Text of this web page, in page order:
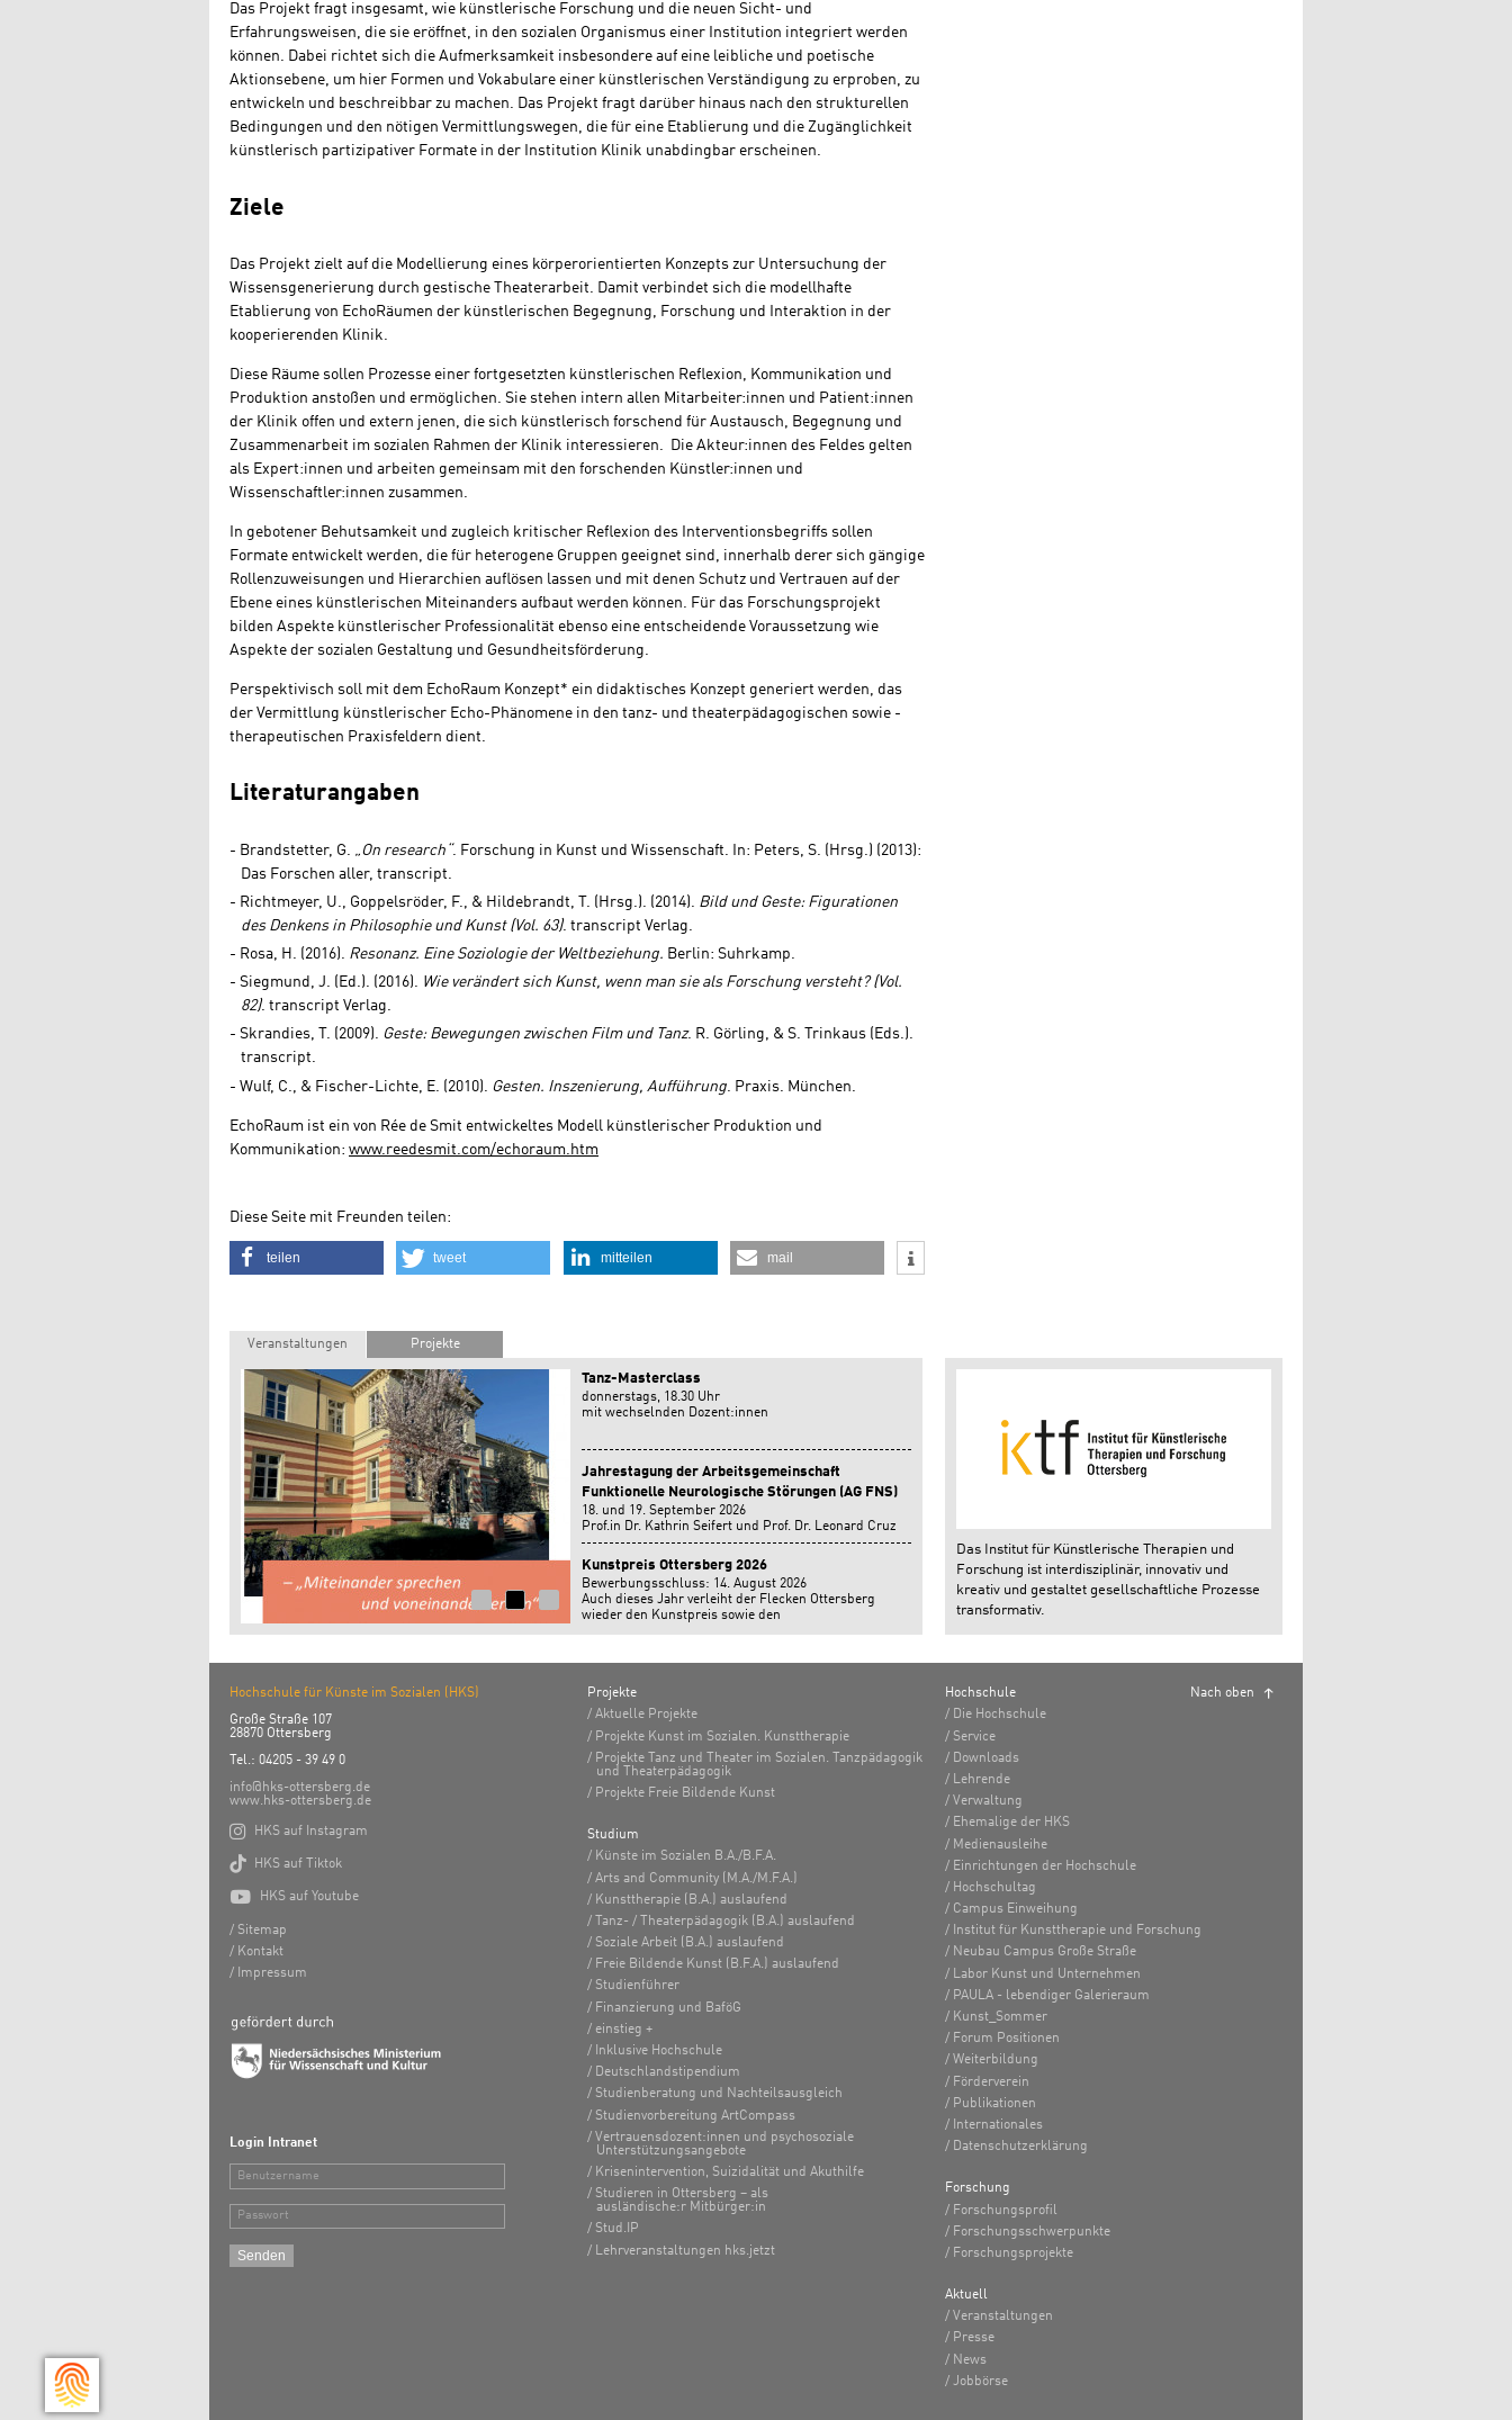
Das Projekt fragt insgesamt, wie künstlerische Forschung und die neuen Sicht- und
Erfahrungsweisen, die sie eröffnet, in den sozialen Organismus einer Institution integriert werden
können. Dabei richtet sich die Aufmerksamkeit insbesondere auf eine leibliche und poetische
Aktionsebene, um hier Formen und Vokabulare einer künstlerischen Verständigung zu erproben, zu
entwickeln und beschreibbar zu machen. Das Projekt fragt darüber hinaus nach den strukturellen
Bedingungen und den nötigen Vermittlungswegen, die für eine Etablierung und die Zugänglichkeit
künstlerisch partizipativer Formate in der Institution Klinik unabdingbar erscheinen.
Ziele
Das Projekt zielt auf die Modellierung eines körperorientierten Konzepts zur Untersuchung der
Wissensgenerierung durch gestische Theaterarbeit. Damit verbindet sich die modellhafte
Etablierung von EchoRäumen der künstlerischen Begegnung, Forschung und Interaktion in der
kooperierenden Klinik.
Diese Räume sollen Prozesse einer fortgesetzten künstlerischen Reflexion, Kommunikation und
Produktion anstoßen und ermöglichen. Sie stehen intern allen Mitarbeiter:innen und Patient:innen
der Klinik offen und extern jenen, die sich künstlerisch forschend für Austausch, Begegnung und
Zusammenarbeit im sozialen Rahmen der Klinik interessieren. Die Akteur:innen des Feldes gelten
als Expert:innen und arbeiten gemeinsam mit den forschenden Künstler:innen und
Wissenschaftler:innen zusammen.
In gebotener Behutsamkeit und zugleich kritischer Reflexion des Interventionsbegriffs sollen
Formate entwickelt werden, die für heterogene Gruppen geeignet sind, innerhalb derer sich gängige
Rollenzuweisungen und Hierarchien auflösen lassen und mit denen Schutz und Vertrauen auf der
Ebene eines künstlerischen Miteinanders aufbaut werden können. Für das Forschungsprojekt
bilden Aspekte künstlerischer Professionalität ebenso eine entscheidende Voraussetzung wie
Aspekte der sozialen Gestaltung und Gesundheitsförderung.
Perspektivisch soll mit dem EchoRaum Konzept* ein didaktisches Konzept generiert werden, das
der Vermittlung künstlerischer Echo-Phänomene in den tanz- und theaterpädagogischen sowie -
therapeutischen Praxisfeldern dient.
Literaturangaben
Brandstetter, G. „On research“. Forschung in Kunst und Wissenschaft. In: Peters, S. (Hrsg.) (2013):
Das Forschen aller, transcript.
Richtmeyer, U., Goppelsröder, F., & Hildebrandt, T. (Hrsg.). (2014). Bild und Geste: Figurationen
des Denkens in Philosophie und Kunst (Vol. 63). transcript Verlag.
Rosa, H. (2016). Resonanz. Eine Soziologie der Weltbeziehung. Berlin: Suhrkamp.
Siegmund, J. (Ed.). (2016). Wie verändert sich Kunst, wenn man sie als Forschung versteht?(Vol.
82). transcript Verlag.
Skrandies, T. (2009). Geste: Bewegungen zwischen Film und Tanz. R. Görling, & S. Trinkaus (Eds.).
transcript.
Wulf, C., & Fischer-Lichte, E. (2010). Gesten. Inszenierung, Aufführung . Praxis. München.
EchoRaum ist ein von Rée de Smit entwickeltes Modell künstlerischer Produktion und
Kommunikation: www.reedesmit.com/echoraum.htm
Diese Seite mit Freunden teilen:
teilen tweet mitteilen mail
Veranstaltungen Projekte
Tanz-Masterclass
donnerstags, 18.30 Uhr
mit wechselnden Dozent:innen
Jahrestagung der Arbeitsgemeinschaft
Funktionelle Neurologische Störungen (AG FNS)
18. und 19. September 2026
Prof.in Dr. Kathrin Seifert und Prof. Dr. Leonard Cruz
geben einen Workshop auf der Jahrestagung der
Arbeitsgemeinschaft Funktionelle Neurologische
Störungen in Bonn.
Kunstpreis Ottersberg 2026
Bewerbungsschluss: 14. August 2026
Auch dieses Jahr verleiht der Flecken Ottersberg
wieder den Kunstpreis sowie den
Das Institut für Künstlerische Therapien und
Forschung ist interdisziplinär, innovativ und
kreativ und gestaltet gesellschaftliche Prozesse
transformativ.
Hochschule für Künste im Sozialen (HKS)
Große Straße 107
28870 Ottersberg
Tel.: 04205 - 39 49 0
info@hks-ottersberg.de
www.hks-ottersberg.de
 HKS auf Instagram
 HKS auf Tiktok
 HKS auf Youtube
Sitemap
Kontakt
Impressum
Login Intranet
Benutzername
Passwort
Projekte
Aktuelle Projekte
Projekte Kunst im Sozialen. Kunsttherapie
Projekte Tanz und Theater im Sozialen. Tanzpädagogik
und Theaterpädagogik
Projekte Freie Bildende Kunst
Studium
Künste im Sozialen B.A./B.F.A.
Arts and Community (M.A./M.F.A.)
Kunsttherapie (B.A.) auslaufend
Tanz- / Theaterpädagogik (B.A.) auslaufend
Soziale Arbeit (B.A.) auslaufend
Freie Bildende Kunst (B.F.A.) auslaufend
Studienführer
Finanzierung und BaföG
einstieg +
Inklusive Hochschule
Deutschlandstipendium
Studienberatung und Nachteilsausgleich
Studienvorbereitung ArtCompass
Vertrauensdozent:innen und psychosoziale
Unterstützungsangebote
Krisenintervention, Suizidalität und Akuthilfe
Studieren in Ottersberg – als
ausländische:r Mitbürger:in
Stud.IP
Lehrveranstaltungen hks.jetzt
Hochschule
Die Hochschule
Service
Downloads
Lehrende
Verwaltung
Ehemalige der HKS
Medienausleihe
Einrichtungen der Hochschule
Hochschultag
Campus Einweihung
Institut für Kunsttherapie und Forschung
Neubau Campus Große Straße
Labor Kunst und Unternehmen
PAULA - lebendiger Galerieraum
Kunst_Sommer
Forum Positionen
Weiterbildung
Förderverein
Publikationen
Internationales
Datenschutzerklärung
Forschung
Forschungsprofil
Forschungsschwerpunkte
Forschungsprojekte
Aktuell
Veranstaltungen
Presse
News
Jobbörse
Nach oben